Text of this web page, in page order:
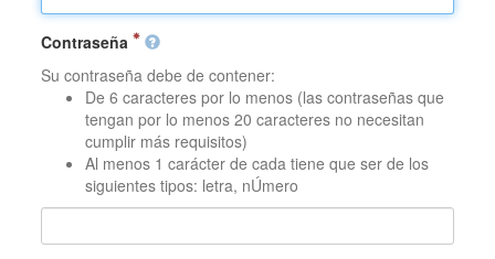
Contraseña
Su contraseña debe de contener:
De 6 caracteres por lo menos (las contraseñas que
tengan por lo menos 20 caracteres no necesitan
cumplir más requisitos)
Al menos 1 carácter de cada tiene que ser de los
siguientes tipos: letra, nÚmero